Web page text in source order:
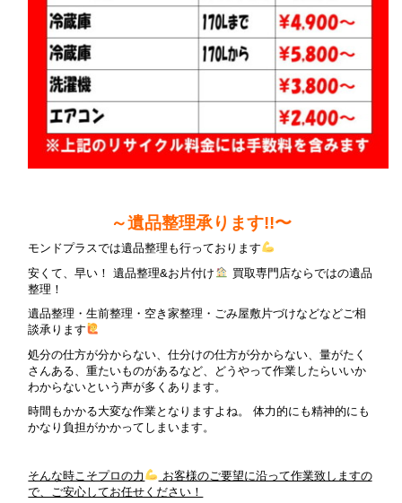
～遺品整理承ります!!〜
モンドプラスでは遺品整理も行っております
安くて、早い！ 遺品整理&お片付け
買取専門店ならではの遺品
整理！
遺品整理・生前整理・空き家整理・ごみ屋敷片づけなどなどご相
談承ります
処分の仕方が分からない、仕分けの仕方が分からない、量がたく
さんある、重たいものがあるなど、どうやって作業したらいいか
わからないという声が多くあります。
時間もかかる大変な作業となりますよね。 体力的にも精神的にも
かなり負担がかかってしまいます。
そんな時こそプロの力
お客様のご要望に沿って作業致しますの
で、ご安心してお任せください！